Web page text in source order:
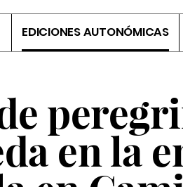
EDICIONES AUTONÓMICAS
en la